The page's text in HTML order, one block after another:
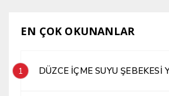
EN ÇOK OKUNANLAR
1 DÜZCE İÇME SUYU ŞEBEKESİ